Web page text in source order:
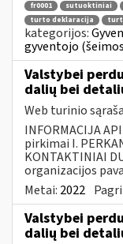
fr0001 sutuoktiniai
turto deklaracija
kategorijos:
gyventojo
Valstybei
dalių bei
Web turinio
INFORMACIJA
pirkimai I.
KONTAKTINIAI
organizacijos
Metai: 2022
Valstybei
dalių bei